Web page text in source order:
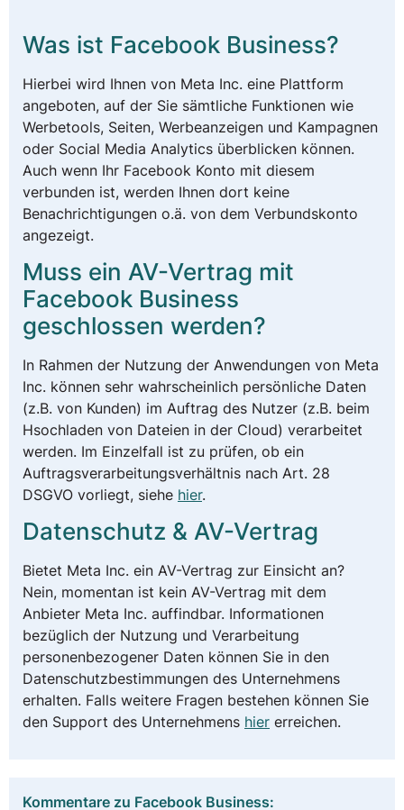
Was ist Facebook Business?
Hierbei wird Ihnen von Meta Inc. eine Plattform
angeboten, auf der Sie sämtliche Funktionen wie
Werbetools, Seiten, Werbeanzeigen und Kampagnen
oder Social Media Analytics überblicken können.
Auch wenn Ihr Facebook Konto mit diesem
verbunden ist, werden Ihnen dort keine
Benachrichtigungen o.ä. von dem Verbundskonto
angezeigt.
Muss ein AV-Vertrag mit
Facebook Business
geschlossen werden?
In Rahmen der Nutzung der Anwendungen von Meta
Inc. können sehr wahrscheinlich persönliche Daten
(z.B. von Kunden) im Auftrag des Nutzer (z.B. beim
Hsochladen von Dateien in der Cloud) verarbeitet
werden. Im Einzelfall ist zu prüfen, ob ein
Auftragsverarbeitungsverhältnis nach Art. 28
DSGVO vorliegt, siehe hier.
Datenschutz & AV-Vertrag
Bietet Meta Inc. ein AV-Vertrag zur Einsicht an?
Nein, momentan ist kein AV-Vertrag mit dem
Anbieter Meta Inc. auffindbar. Informationen
bezüglich der Nutzung und Verarbeitung
personenbezogener Daten können Sie in den
Datenschutzbestimmungen des Unternehmens
erhalten. Falls weitere Fragen bestehen können Sie
den Support des Unternehmens hier erreichen.
Kommentare zu Facebook Business: